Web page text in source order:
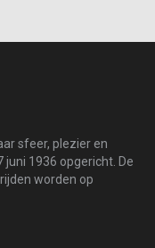
sfeer, plezier en
1936 opgericht. De
worden op